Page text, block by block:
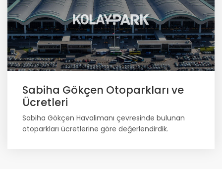
Sabiha Gökçen Otoparkları ve
Ücretleri
Sabiha Gökçen Havalimanı çevresinde bulunan
otoparkları ücretlerine göre değerlendirdik.